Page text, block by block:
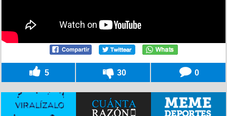
5 30 0